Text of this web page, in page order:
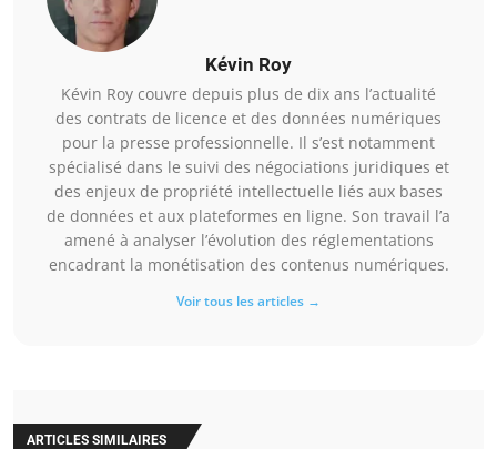
Kévin Roy
Kévin Roy couvre depuis plus de dix ans l’actualité
des contrats de licence et des données numériques
pour la presse professionnelle. Il s’est notamment
spécialisé dans le suivi des négociations juridiques et
des enjeux de propriété intellectuelle liés aux bases
de données et aux plateformes en ligne. Son travail l’a
amené à analyser l’évolution des réglementations
encadrant la monétisation des contenus numériques.
Voir tous les articles →
ARTICLES SIMILAIRES